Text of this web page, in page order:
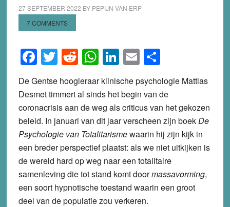
27 SEPTEMBER 2022 BY PEPIJN VAN ERP
7 COMMENTS
Facebook
Twitter
Reddit
WhatsApp
LinkedIn
EmailShare
De Gentse hoogleraar klinische psychologie Mattias
Desmet timmert al sinds het begin van de
coronacrisis aan de weg als criticus van het gekozen
beleid. In januari van dit jaar verscheen zijn boekDe
Psychologie van Totalitarismewaarin hij zijn kijk in
een breder perspectief plaatst: als we niet uitkijken is
de wereld hard op weg naar een totalitaire
samenleving die tot stand komt doormassavorming,
een soort hypnotische toestand waarin een groot
deel van de populatie zou verkeren.